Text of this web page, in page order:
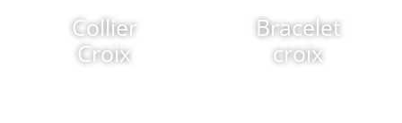
Collier
Croix
Bracelet
croix